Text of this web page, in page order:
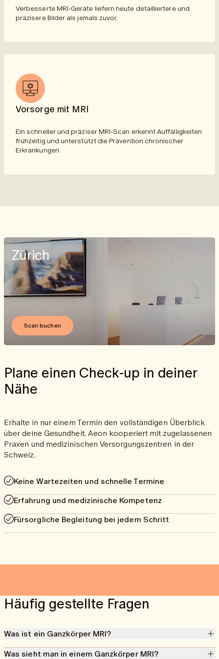
Verbesserte MRI-Geräte liefern heute detailliertere und
präzisere Bilder als jemals zuvor.
Vorsorge mit MRI
Ein schneller und präziser MRI-Scan erkennt Auffälligkeiten
frühzeitig und unterstützt die Prävention chronischer
Erkrankungen.
Plane einen Check-up in deiner
Nähe
Erhalte in nur einem Termin den vollständigen Überblick
über deine Gesundheit. Aeon kooperiert mit zugelassenen
Praxen und medizinischen Versorgungszentren in der
Schweiz.
Keine Wartezeiten und schnelle Termine
Erfahrung und medizinische Kompetenz
Fürsorgliche Begleitung bei jedem Schritt
Zürich
Scan buchen
Häufig gestellte Fragen
Was ist ein Ganzkörper MRI?
Ein MRI-Ganzkörperscan ist eine schonende Methode, die mit
Was sieht man in einem Ganzkörper MRI?